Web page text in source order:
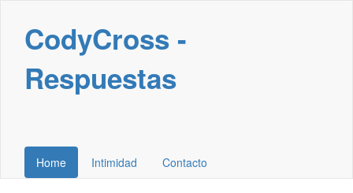
CodyCross -
Respuestas
Home Intimidad Contacto